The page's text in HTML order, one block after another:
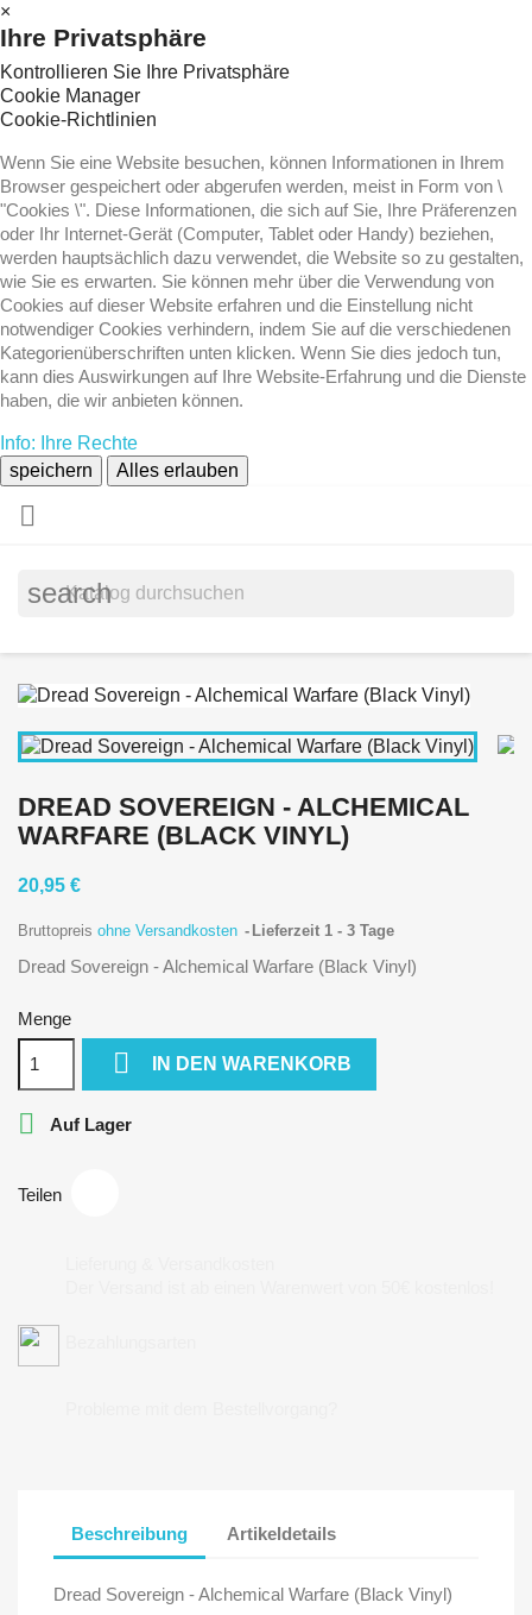
×
Ihre Privatsphäre
Kontrollieren Sie Ihre Privatsphäre
Cookie Manager
Cookie-Richtlinien
Wenn Sie eine Website besuchen, können Informationen in Ihrem
Browser gespeichert oder abgerufen werden, meist in Form von \
"Cookies \". Diese Informationen, die sich auf Sie, Ihre Präferenzen
oder Ihr Internet-Gerät (Computer, Tablet oder Handy) beziehen,
werden hauptsächlich dazu verwendet, die Website so zu gestalten,
wie Sie es erwarten. Sie können mehr über die Verwendung von
Cookies auf dieser Website erfahren und die Einstellung nicht
notwendiger Cookies verhindern, indem Sie auf die verschiedenen
Kategorienüberschriften unten klicken. Wenn Sie dies jedoch tun,
kann dies Auswirkungen auf Ihre Website-Erfahrung und die Dienste
haben, die wir anbieten können.
Info: Ihre Rechte
speichern
Alles erlauben

search
DREAD SOVEREIGN - ALCHEMICAL
WARFARE (BLACK VINYL)
20,95 €
Bruttopreis ohne Versandkosten Lieferzeit 1 - 3 Tage
Dread Sovereign - Alchemical Warfare (Black Vinyl)
Menge
 IN DEN WARENKORB
 Auf Lager
Teilen
Beschreibung Artikeldetails
Dread Sovereign - Alchemical Warfare (Black Vinyl)